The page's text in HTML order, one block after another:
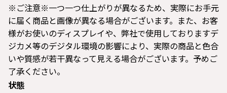
※ご注意※一つ一つ仕上がりが異なるため、実際にお手元
に届く商品と画像が異なる場合がございます。また、お客
様がお使いのディスプレイや、弊社で使用しておりますデ
ジカメ等のデジタル環境の影響により、実際の商品と色合
いや質感が若干異なって見える場合がございます。予めご
了承ください。
状態